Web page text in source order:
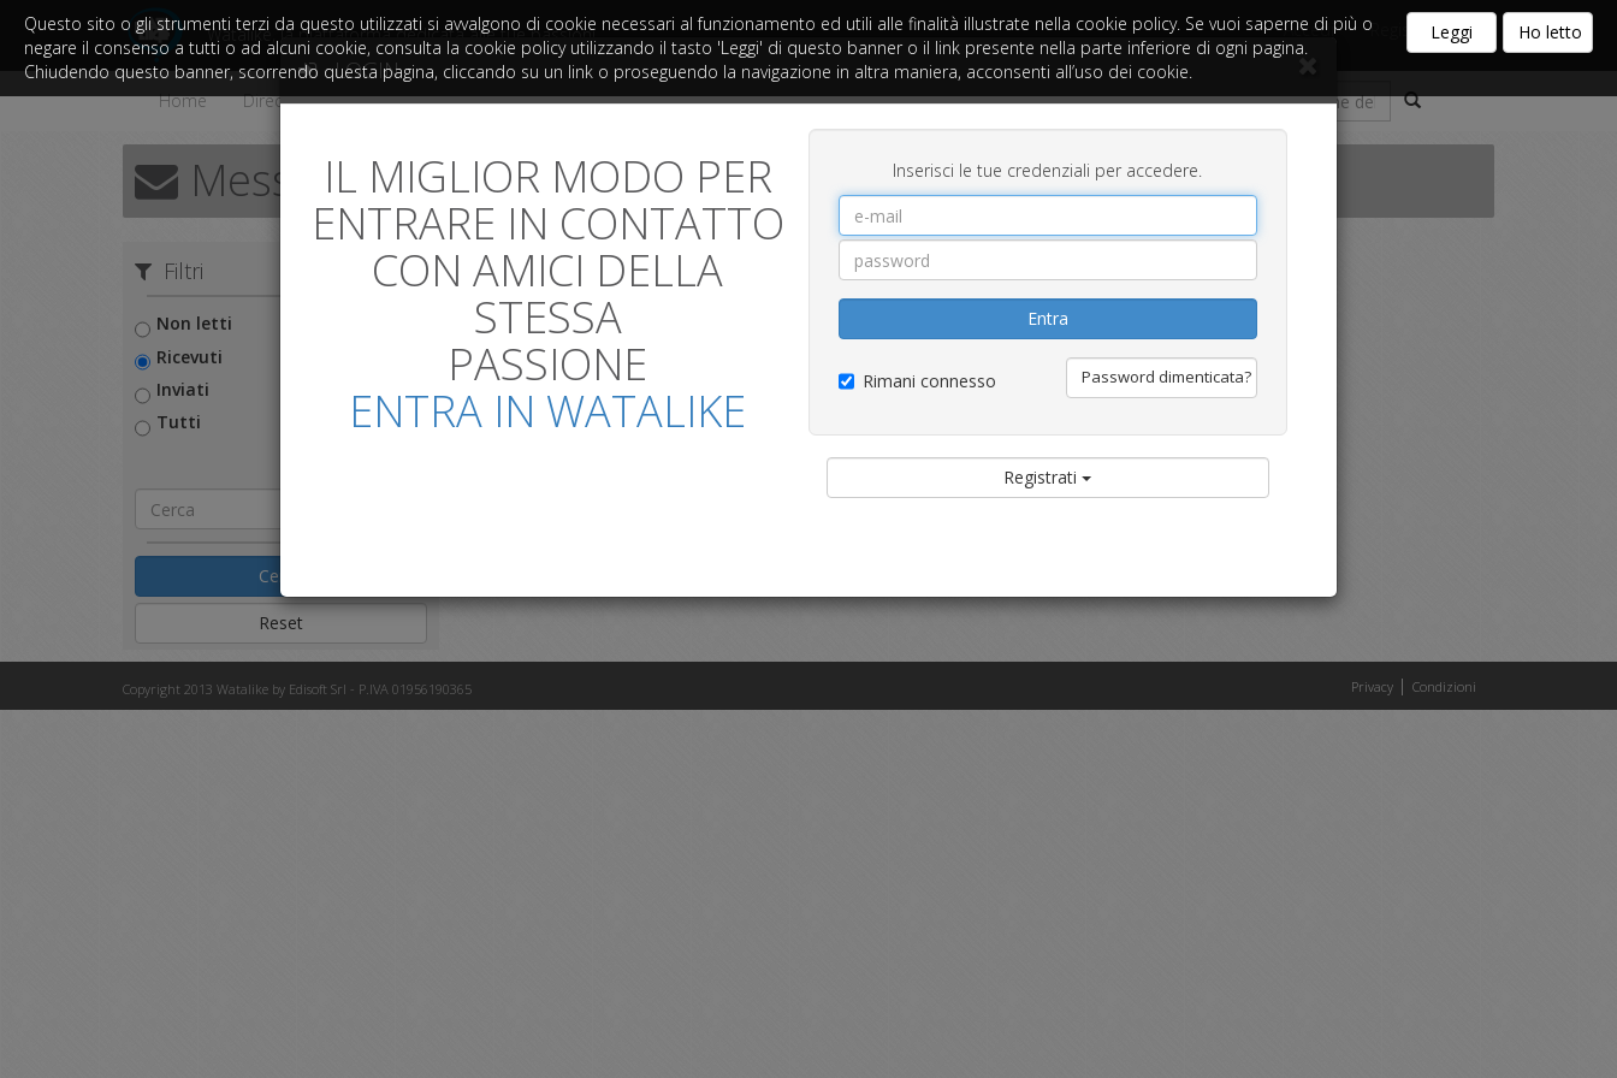
Watalike, la piattaforma dedicata alle tue passioni Accedi Registrati
Home Directory Contatti
Messaggi
Filtri
Non letti
Ricevuti
Inviati
Tutti
Cerca
Reset
LOGIN
IL MIGLIOR MODO PER
ENTRARE IN CONTATTO
CON AMICI DELLA
STESSA
PASSIONE
ENTRA IN WATALIKE
Inserisci le tue credenziali per accedere.
Entra
Rimani connesso Password dimenticata?
Registrati
Copyright 2013 Watalike by Edisoft Srl - P.IVA 01956190365 Privacy | Condizioni
Questo sito o gli strumenti terzi da questo utilizzati si avvalgono di cookie necessari al funzionamento ed utili alle finalità illustrate nella cookie policy. Se vuoi saperne di più o
negare il consenso a tutti o ad alcuni cookie, consulta la cookie policy utilizzando il tasto 'Leggi' di questo banner o il link presente nella parte inferiore di ogni pagina.
Chiudendo questo banner, scorrendo questa pagina, cliccando su un link o proseguendo la navigazione in altra maniera, acconsenti all’uso dei cookie.
Leggi Ho letto